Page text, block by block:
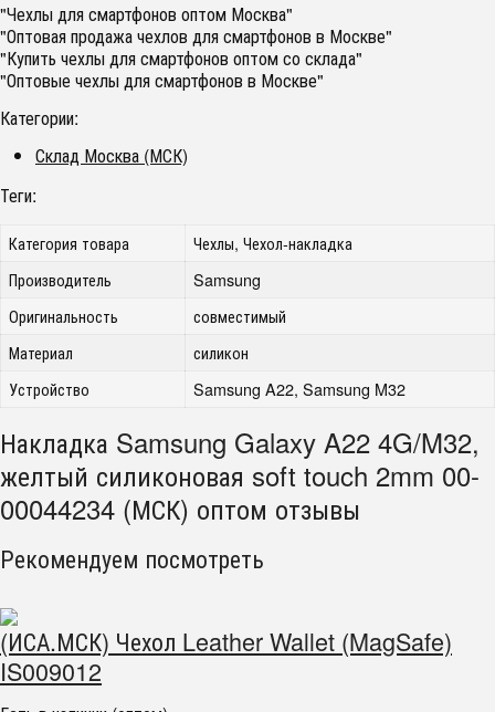
"Чехлы для смартфонов оптом Москва"
"Оптовая продажа чехлов для смартфонов в Москве"
"Купить чехлы для смартфонов оптом со склада"
"Оптовые чехлы для смартфонов в Москве"
Категории:
Склад Москва (МСК)
Теги:
Категория товара
Чехлы, Чехол-накладка
Производитель
Samsung
Оригинальность
совместимый
Материал
силикон
Устройство
Samsung A22, Samsung M32
Накладка Samsung Galaxy A22 4G/M32,
желтый силиконовая soft touch 2mm 00-
00044234 (МСК) оптом отзывы
Рекомендуем посмотреть
(ИСА.МСК) Чехол Leather Wallet (MagSafe)
IS009012